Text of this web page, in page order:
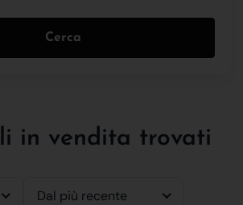
Cerca
in vendita trovati
Dal più recente